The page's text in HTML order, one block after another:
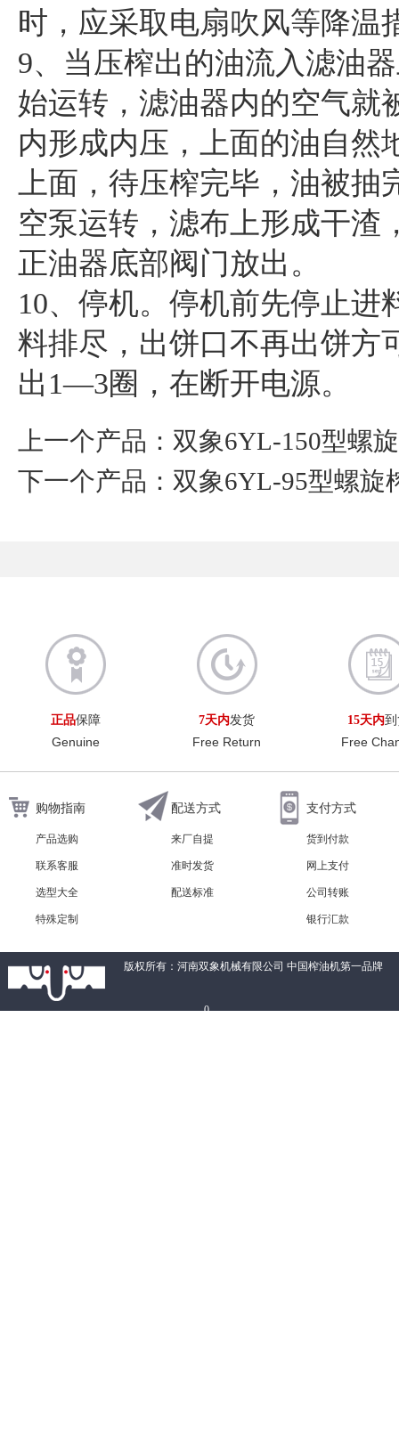
时，应采取电扇吹风等降温
9、当压榨出的油流入滤油
始运转，滤油器内的空气就
内形成内压，上面的油自然
上面，待压榨完毕，油被
空泵运转，滤布上形成干渣
正油器底部阀门放出。
10、停机。停机前先停止
料排尽，出饼口不再出饼方
出1—3圈，在断开电源。
上一个产品：双象6YL-150型螺
下一个产品：双象6YL-95型螺旋
正品保障
Genuine
7天内发货
Free Return
15天内
Free
购物指南
产品选购
联系客服
选型大全
特殊定制
配送方式
来厂自提
准时发货
配送标准
支付方式
货到付款
网上支付
公司转账
银行汇款
版权所有：河南双象机械有限公司 中国榨油机第一品牌
0